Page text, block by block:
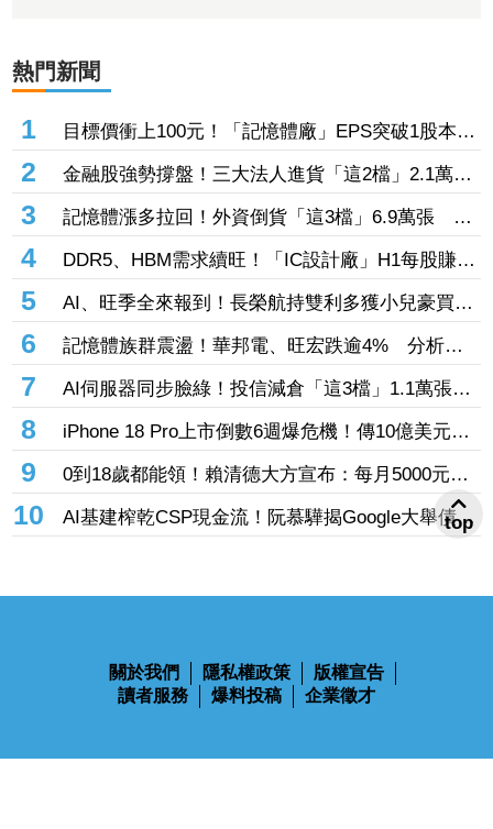
熱門新聞
1
目標價衝上100元！「記憶體廠」EPS突破1股本
DRAM大漲45%＋合作美光獲利迎轉機
2
金融股強勢撐盤！三大法人進貨「這2檔」2.1萬
張 投8.54億元連12日進場三商壽
3
記憶體漲多拉回！外資倒貨「這3檔」6.9萬張 連
賣華邦電2天捲102億元
4
DDR5、HBM需求續旺！「IC設計廠」H1每股賺
9.13元 董座：搶晶圓產能比毛利率更重要
5
AI、旺季全來報到！長榮航持雙利多獲小兒豪買逾
53萬張成寵兒 「這檔」前7月營收狂超去年全年
也獲青睞
6
記憶體族群震盪！華邦電、旺宏跌逾4% 分析師
點名「這2檔」多頭：布局看技術面
7
AI伺服器同步臉綠！投信減倉「這3檔」1.1萬張
投信連砍緯創2刀帶走18.96億元
8
iPhone 18 Pro上市倒數6週爆危機！傳10億美元晶
片卡封裝「躺在廠房」 恐面臨庫存不足
9
0到18歲都能領！賴清德大方宣布：每月5000元成
長津貼 婚、產假全面加碼
10
AI基建榨乾CSP現金流！阮慕驊揭Google大舉債衝
擊
關於我們 隱私權政策
版權宣告
讀者服務
爆料投稿 企業徵才
top